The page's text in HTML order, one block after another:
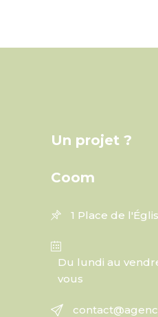
Un projet ?
Coom
1 Place de
Du lundi au
vous